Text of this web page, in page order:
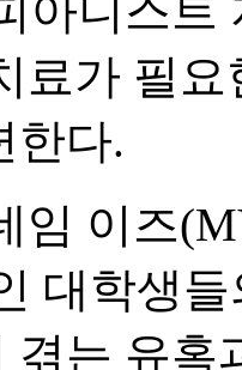
아니스트
료가 필
한다.
임 이즈
대학생
겪는 유혹